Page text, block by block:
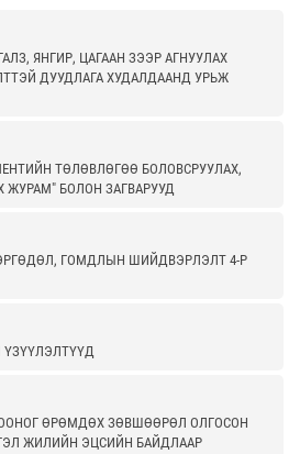
ЯНГИР, ЦАГААН ЗЭЭР АГНУУЛАХ
ДУУДЛАГА ХУДАЛДААНД УРЬЖ
ТӨЛӨВЛӨГӨӨ БОЛОВСРУУЛАХ,
ЖУРАМ" БОЛОН ЗАГВАРУУД
ГОМДЛЫН ШИЙДВЭРЛЭЛТ 4-Р
ҮЗҮҮЛЭЛТҮҮД
ӨРӨМДӨХ ЗӨВШӨӨРӨЛ ОЛГОСОН
ЖИЛИЙН ЭЦСИЙН БАЙДЛААР